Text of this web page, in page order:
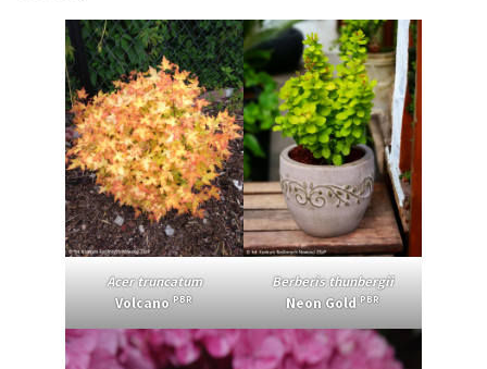
Acer truncatum
Volcano PBR
Berberis thunbergii
Neon Gold PBR